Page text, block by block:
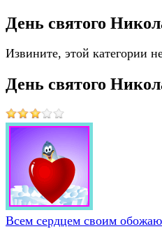
День святого
Извините, этой категории
День святого
Всем сердцем своим обожаю